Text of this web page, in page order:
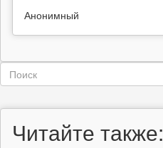
Анонимный
Форма
Читайте также: